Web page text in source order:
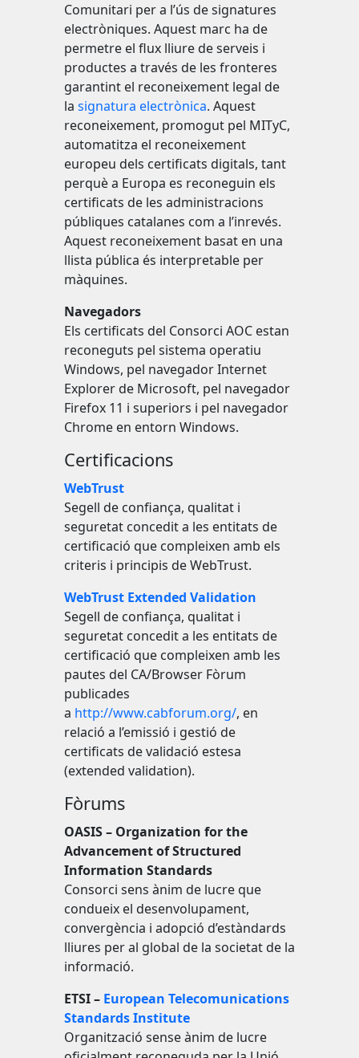
Comunitari per a l’ús de signatures
electròniques. Aquest marc ha de
permetre el flux lliure de serveis i
productes a través de les fronteres
garantint el reconeixement legal de
la signatura electrònica. Aquest
reconeixement, promogut pel MITyC,
automatitza el reconeixement
europeu dels certificats digitals, tant
perquè a Europa es reconeguin els
certificats de les administracions
públiques catalanes com a l’inrevés.
Aquest reconeixement basat en una
llista pública és interpretable per
màquines.
Navegadors
Els certificats del Consorci AOC estan
reconeguts pel sistema operatiu
Windows, pel navegador Internet
Explorer de Microsoft, pel navegador
Firefox 11 i superiors i pel navegador
Chrome en entorn Windows.
Certificacions
WebTrust
Segell de confiança, qualitat i
seguretat concedit a les entitats de
certificació que compleixen amb els
criteris i principis de WebTrust.
WebTrust Extended Validation
Segell de confiança, qualitat i
seguretat concedit a les entitats de
certificació que compleixen amb les
pautes del CA/Browser Fòrum
publicades
a http://www.cabforum.org/, en
relació a l’emissió i gestió de
certificats de validació estesa
(extended validation).
Fòrums
OASIS – Organization for the
Advancement of Structured
Information Standards
Consorci sens ànim de lucre que
condueix el desenvolupament,
convergència i adopció d’estàndards
lliures per al global de la societat de la
informació.
ETSI – European Telecomunications
Standards Institute
Organització sense ànim de lucre